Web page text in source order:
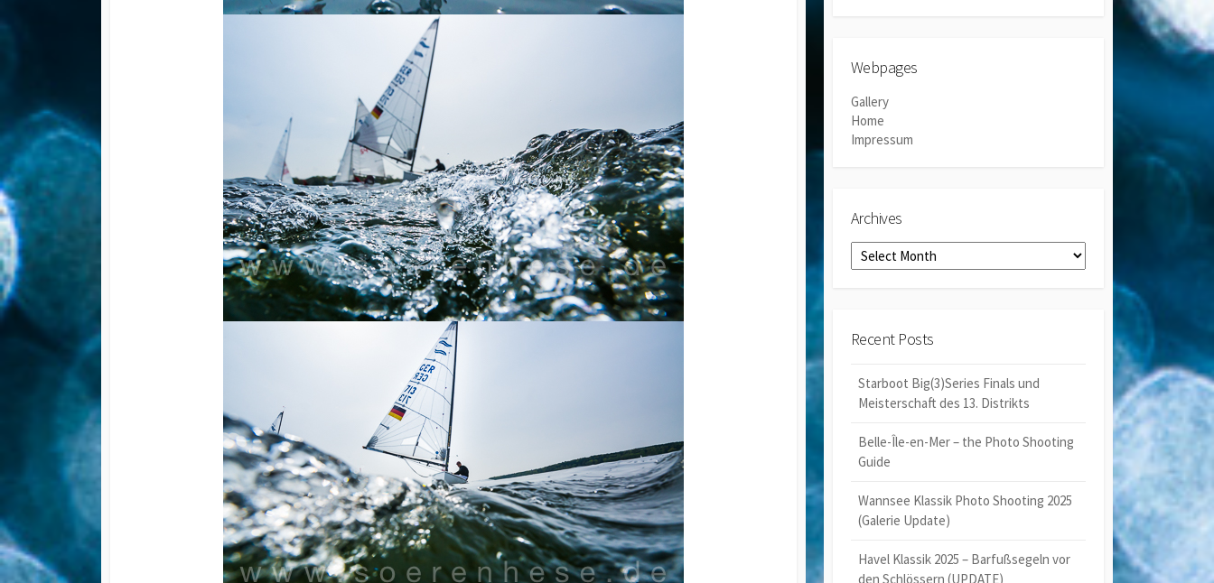
Webpages
Gallery
Home
Impressum
Archives
Archives
Recent Posts
Starboot Big(3)Series Finals und
Meisterschaft des 13. Distrikts
Belle-Île-en-Mer – the Photo Shooting
Guide
Wannsee Klassik Photo Shooting 2025
(Galerie Update)
Havel Klassik 2025 – Barfußsegeln vor
den Schlössern (UPDATE)